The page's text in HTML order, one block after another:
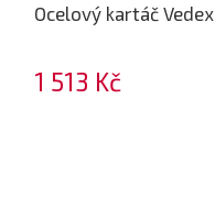
Ocelový kartáč Vedex
1 513 Kč